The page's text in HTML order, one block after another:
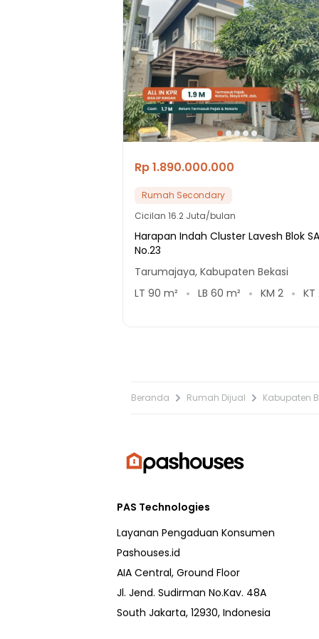
Rp 1.890.000.000
Rumah Secondary
Cicilan 16.2 Juta/bulan
Harapan Indah Cluster Lavesh Blok
No.23
Tarumajaya, Kabupaten Bekasi
LT 90 m² LB 60 m² KM 2 KT
Beranda Rumah Dijual Kabupaten
PAS Technologies
Layanan Pengaduan Konsumen
Pashouses.id
AIA Central, Ground Floor
Jl. Jend. Sudirman No.Kav. 48A
South Jakarta, 12930, Indonesia